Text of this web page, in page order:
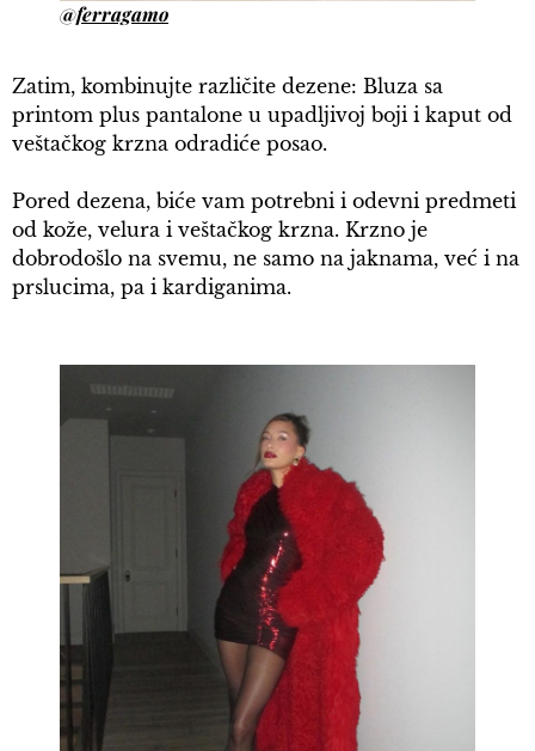
@ferragamo
Zatim, kombinujte različite dezene: Bluza sa
printom plus pantalone u upadljivoj boji i kaput od
veštačkog krzna odradiće posao.
Pored dezena, biće vam potrebni i odevni predmeti
od kože, velura i veštačkog krzna. Krzno je
dobrodošlo na svemu, ne samo na jaknama, već i na
prslucima, pa i kardiganima.